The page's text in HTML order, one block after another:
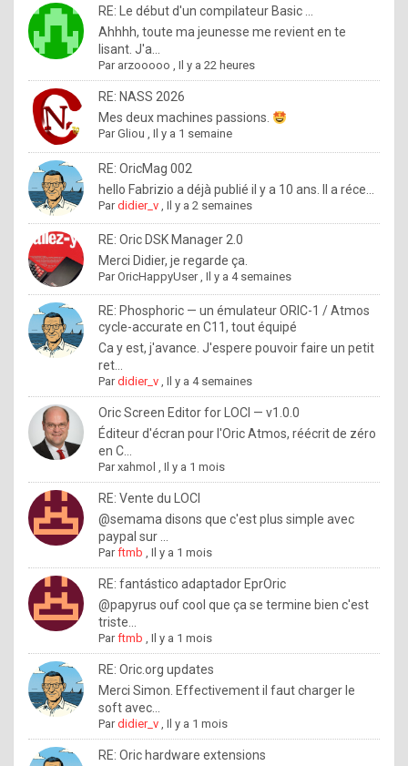
m
a
d
b
y
o
l
e
x
.
I
f
y
o
u
w
a
n
t
o
n
o
w
h
o
RE: Le début d'un compilateur Basic ...
Ahhhh, toute ma jeunesse me revient en te
lisant. J'a...
Par arzooooo ,Il y a 22 heures
RE: NASS 2026
Mes deux machines passions.
ParGliou ,Il y a 1 semaine
RE: OricMag 002
hello Fabrizio a déjà publié il y a 10 ans. Il a réce...
Pardidier_v ,Il y a 2 semaines
RE: Oric DSK Manager 2.0
Merci Didier, je regarde ça.
ParOricHappyUser,Il y a 4 semaines
RE: Phosphoric — un émulateur ORIC-1 / Atmos
cycle-accurate en C11, tout équipé
Ca y est, j'avance. J'espere pouvoir faire un petit
ret...
Pardidier_v ,Il y a 4 semaines
Oric Screen Editor for LOCI — v1.0.0
Éditeur d'écran pour l'Oric Atmos, réécrit de zéro
en C...
Parxahmol ,Il y a 1 mois
RE: Vente du LOCI
@semama disons que c'est plus simple avec
paypal sur ...
Parftmb ,Il y a 1 mois
RE: fantástico adaptador EprOric
@papyrus ouf cool que ça se termine bien c'est
triste...
Parftmb ,Il y a 1 mois
RE: Oric.org updates
Merci Simon. Effectivement il faut charger le
soft avec...
Pardidier_v ,Il y a 1 mois
RE: Oric hardware extensions